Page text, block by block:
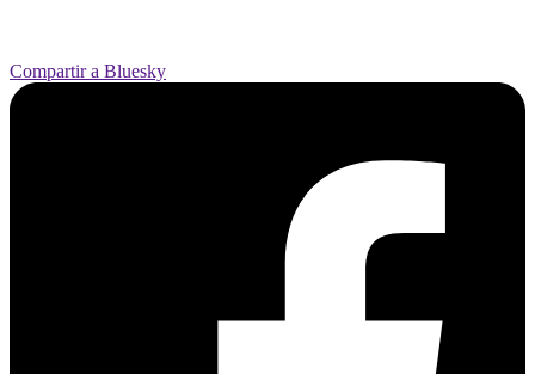
Compartir a Bluesky